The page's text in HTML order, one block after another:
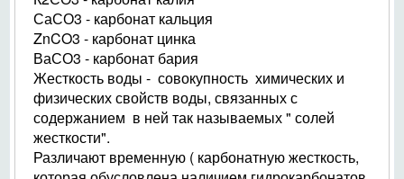
СаСО3 - карбонат кальция
ZnCO3 - карбонат цинка
ВаСО3 - карбонат бария
Жесткость воды - совокупность химических и
физических свойств воды, связанных с
содержанием в ней так называемых " солей
жесткости".
Различают временную ( карбонатную жесткость,